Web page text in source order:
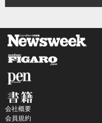
会社概要
会員規約